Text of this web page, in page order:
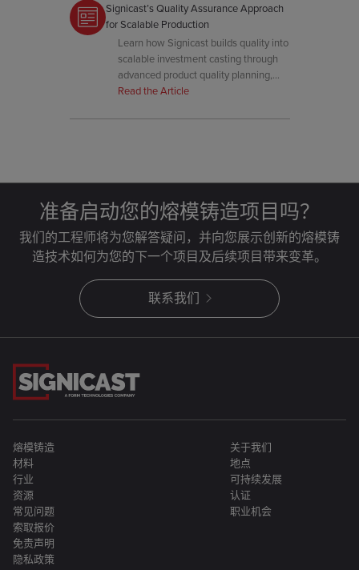
Signicast’s Quality Assurance Approach
for Scalable Production
Learn how Signicast builds quality into
scalable investment casting through
advanced product quality planning,
real-time process controls, early
automation.
Read the Article
准备启动您的熔模铸造项目吗？
我们的工程师将为您解答疑问，并向您展示创新的熔模铸
造技术如何为您的下一个项目及后续项目带来变革。
联系我们
熔模铸造
材料
行业
资源
常见问题
关于我们
地点
可持续发展
认证
职业机会
索取报价
免责声明
隐私政策